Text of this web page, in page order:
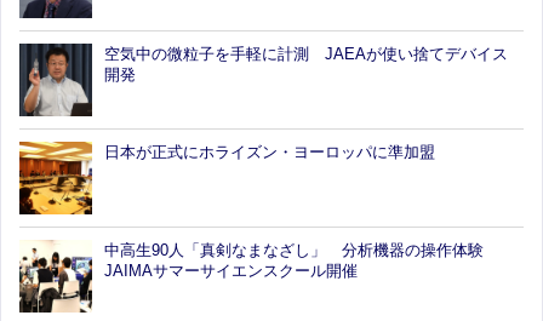
空気中の微粒子を手軽に計測 JAEAが使い捨てデバイス
開発
日本が正式にホライズン・ヨーロッパに準加盟
中高生90人「真剣なまなざし」 分析機器の操作体験
JAIMAサマーサイエンスクール開催